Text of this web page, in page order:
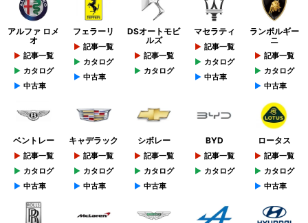
アルファ ロメ
オ
記事一覧
カタログ
中古車
フェラーリ
記事一覧
カタログ
中古車
DSオートモビ
ルズ
記事一覧
カタログ
マセラティ
記事一覧
カタログ
中古車
ランボルギー
ニ
記事一覧
カタログ
中古車
ベントレー
記事一覧
カタログ
中古車
キャデラック
記事一覧
カタログ
中古車
シボレー
記事一覧
カタログ
中古車
BYD
記事一覧
カタログ
ロータス
記事一覧
カタログ
中古車